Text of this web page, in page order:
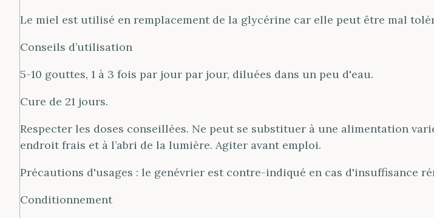
Le miel est utilisé en remplacement de la glycérine car elle peut être mal
Conseils d’utilisation
5-10 gouttes, 1 à 3 fois par jour par jour, diluées dans un peu d'eau.
Cure de 21 jours.
Respecter les doses conseillées. Ne peut se substituer à une alimentation
endroit frais et à l’abri de la lumière. Agiter avant emploi.
Précautions d'usages : le genévrier est contre-indiqué en cas d'insuffisance
Conditionnement